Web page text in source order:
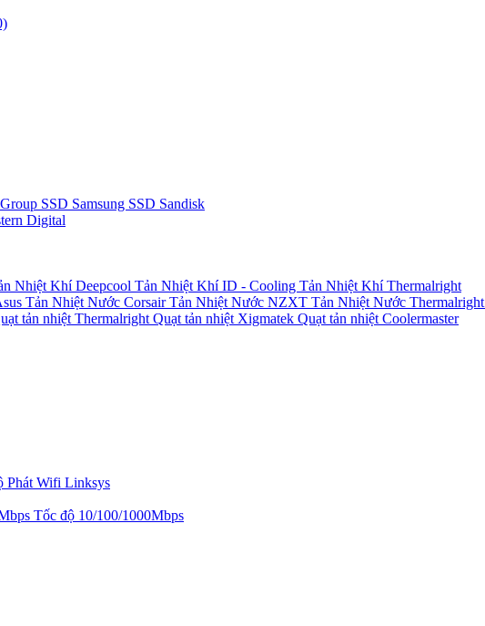
SSD Samsung SSD Sandisk
Digital
Nhiệt Khí Deepcool Tản Nhiệt Khí ID - Cooling Tản Nhiệt Khí Thermalright
Tản Nhiệt Nước CorsairTản Nhiệt Nước NZXT Tản Nhiệt Nước Thermalright
tản nhiệt Thermalright Quạt tản nhiệt Xigmatek Quạt tản nhiệt Coolermaster
Phát Wifi Linksys
Tốc độ 10/100/1000Mbps